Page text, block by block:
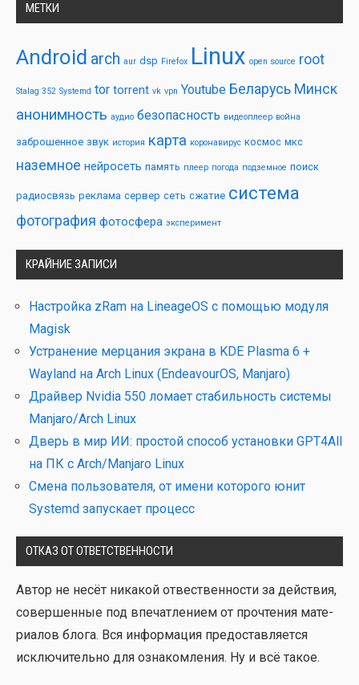
МЕТКИ
Android arch aur dsp Firefox Linux open source root
Stalag 352 Systemd tor torrent vk vpn Youtube Беларусь Минск
анонимность аудио безопасность видеоплеер война
заброшенное звук история карта коронавирус космос мкс
наземное нейросеть память плеер погода подземное поиск
радиосвязь реклама сервер сеть сжатие система
фотография фотосфера эксперимент
КРАЙНИЕ ЗАПИСИ
Настройка zRam на LineageOS с помощью модуля
Magisk
Устранение мерцания экрана в KDE Plasma 6 +
Wayland на Arch Linux (EndeavourOS, Manjaro)
Драйвер Nvidia 550 ломает стабильность системы
Manjaro/Arch Linux
Дверь в мир ИИ: простой способ установки GPT4All
на ПК с Arch/Manjaro Linux
Смена пользователя, от имени которого юнит
Systemd запускает процесс
ОТКАЗ ОТ ОТВЕТСТВЕННОСТИ
Автор не несёт ника­кой отвест­вен­но­сти за дей­ствия,
совер­шен­ные под впе­чат­ле­ни­ем от про­чте­ния мате­
ри­а­лов бло­га. Вся инфор­ма­ция предо­став­ля­ет­ся
исклю­чи­тель­но для озна­ком­ле­ния. Ну и всё такое.